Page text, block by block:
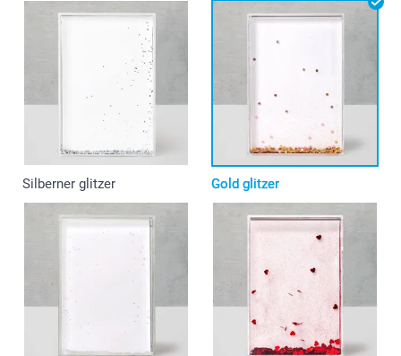
Silberner glitzer Gold glitzer